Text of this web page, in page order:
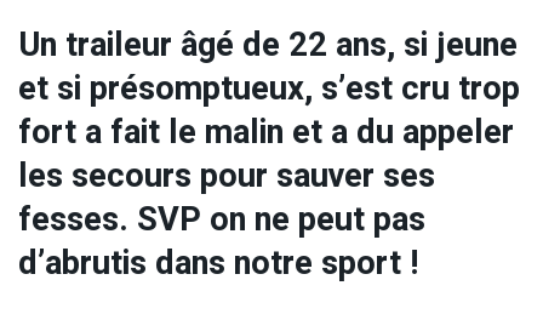
Un traileur âgé de 22 ans, si jeune
et si présomptueux, s’est cru trop
fort a fait le malin et a du appeler
les secours pour sauver ses
fesses. SVP on ne peut pas
d’abrutis dans notre sport !